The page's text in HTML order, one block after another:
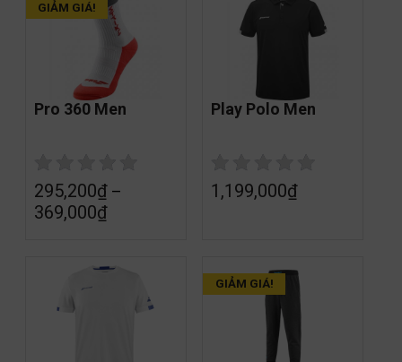
GIẢM GIÁ!
Pro 360 Men
295,200₫–
369,000₫
Play Polo Men
1,199,000₫
GIẢM GIÁ!